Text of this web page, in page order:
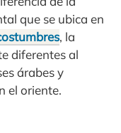
que se ubica en
, la
diferentes al
árabes y
el oriente.